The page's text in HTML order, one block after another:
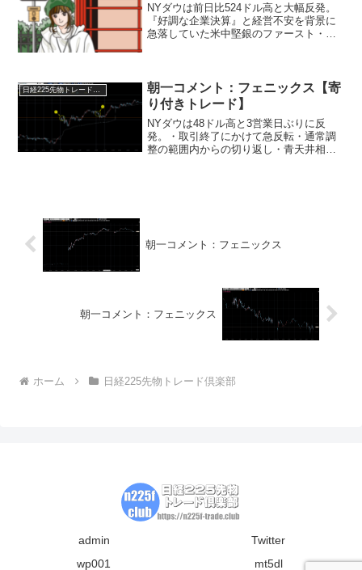
NYダウは前日比524ドル高と大幅反発。
『好調な企業決算』と経営不安を背景に
急落していた米中堅銀のファースト・リ
プクラスです。言い換...
日経225先物トレード倶楽部
朝一コメント：フェニックス【寄
り付きトレード】
NYダウは48ドル高と3営業日ぶりに反
発。・取引終了にかけて急反転・通常調
整の範囲内からの切り返し・青天井相場
朝一コメント：フェニックス
朝一コメント：フェニックス
ホーム 日経225先物トレード倶楽部
admin
Twitter
wp001
mt5dl